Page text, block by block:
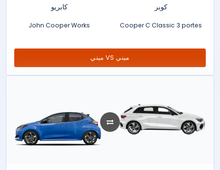
كابريو
John Cooper Works
كوبر
Cooper C Classic 3 portes
ميني VS ميني